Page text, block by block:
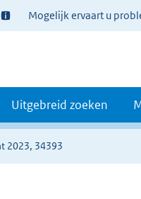
Ter
informatie:
Mogelijk ervaart u
Uitgebreid zoeken
2023, 34393